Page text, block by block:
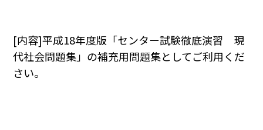
[内容]平成18年度版「センター試験徹底演習 現
代社会問題集」の補充用問題集としてご利用くだ
さい。